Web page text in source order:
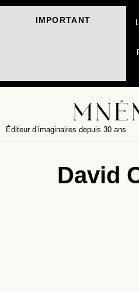
IMPORTANT
Éditeur d’imaginaires depuis 30 ans
David